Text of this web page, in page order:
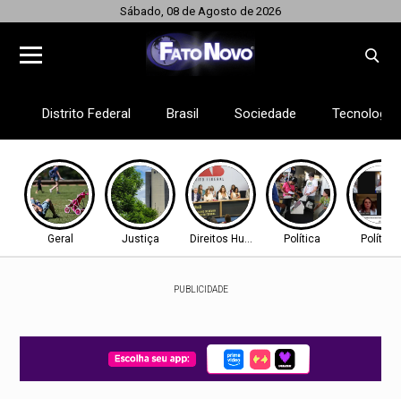
Sábado, 08 de Agosto de 2026
Distrito Federal Brasil Sociedade Tecnologia
Geral Justiça Direitos Humanos Política
PUBLICIDADE